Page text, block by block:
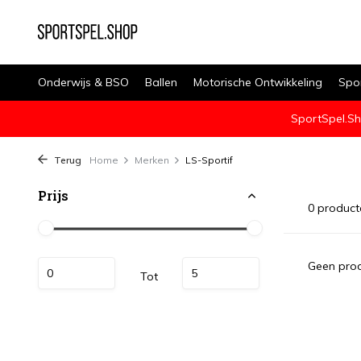
Onderwijs & BSO Ballen Motorische Ontwikkeling
Terug Home Merken LS-Sportif
Prijs
Tot
0
Geen